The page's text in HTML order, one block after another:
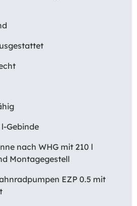
Gebinde
nach WHG mit 210 l
Montagegestell
EZP 0.5 mit